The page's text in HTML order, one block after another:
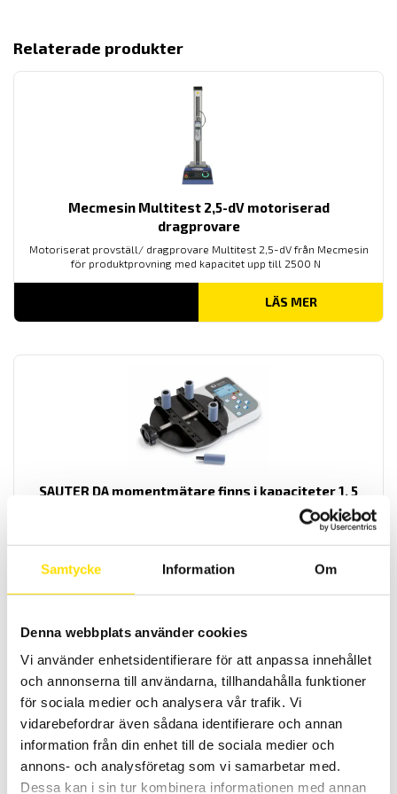
Samtycke Information Om
Denna webbplats använder cookies
Vi använder enhetsidentifierare för att anpassa innehållet
och annonserna till användarna, tillhandahålla funktioner
för sociala medier och analysera vår trafik. Vi
vidarebefordrar även sådana identifierare och annan
information från din enhet till de sociala medier och
annons- och analysföretag som vi samarbetar med.
Dessa kan i sin tur kombinera informationen med annan
Relaterade produkter
Mecmesin Multitest 2,5-dV motoriserad
dragprovare
Motoriserat provställ/ dragprovare Multitest 2,5-dV från Mecmesin
för produktprovning med kapacitet upp till 2500 N
LÄS MER
SAUTER DA momentmätare finns i kapaciteter 1, 5
DA är ett manuellt digitalt provställ för skruvlock är utvecklad för
snabb och exakt mätning av vridmoment på förpackningar med
21,700.00KR LÄS MER
Syntax